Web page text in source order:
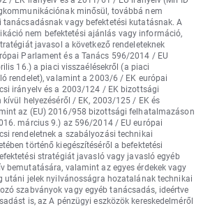
minősül, továbbá nem
tanácsadásnak vagy befektetési kutatásnak. A
nem befektetési ajánlás vagy információ,
javasol a következő rendeleteknek
Parlament és a Tanács 596/2014 / EU
16.) a piaci visszaélésekről (a piaci
rendelet), valamint a 2003/6 / EK európai
irányelv és a 2003/124 / EK bizottsági
helyezéséről / EK, 2003/125 / EK és
az (EU) 2016/958 bizottsági felhatalmazáson
március 9.) az 596/2014 / EU európai
rendeletnek a szabályozási technikai
történő kiegészítéséről a befektetési
stratégiát javasló vagy javasló egyéb
bemutatására, valamint az egyes érdekek vagy
utáni jelek nyilvánosságra hozatalának technikai
szabványok vagy egyéb tanácsadás, ideértve
is, az A pénzügyi eszközök kereskedelméről